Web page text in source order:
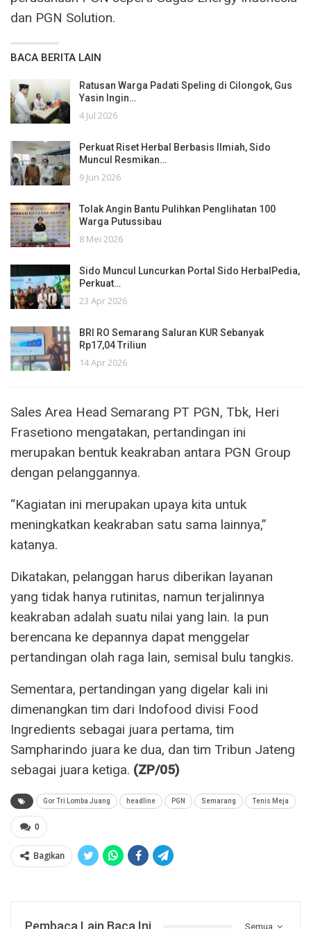
dan PGN Solution.
BACA BERITA LAIN
Ratusan Warga Padati Speling di Cilongok, Gus
Yasin Ingin…
4 Jul 2026
Perkuat Riset Herbal Berbasis Ilmiah, Sido
Muncul Resmikan…
9 Jun 2026
Tolak Angin Bantu Pulihkan Penglihatan 100
Warga Putussibau
8 Mei 2026
Sido Muncul Luncurkan Portal Sido HerbalPedia,
Perkuat…
23 Apr 2026
BRI RO Semarang Saluran KUR Sebanyak
Rp17,04 Triliun
14 Apr 2026
Sales Area Head Semarang PT PGN, Tbk, Heri
Frasetiono mengatakan, pertandingan ini
merupakan bentuk keakraban antara PGN Group
dengan pelanggannya.
“Kagiatan ini merupakan upaya kita untuk
meningkatkan keakraban satu sama lainnya,”
katanya.
Dikatakan, pelanggan harus diberikan layanan
yang tidak hanya rutinitas, namun terjalinnya
keakraban adalah suatu nilai yang lain. Ia pun
berencana ke depannya dapat menggelar
pertandingan olah raga lain, semisal bulu tangkis.
Sementara, pertandingan yang digelar kali ini
dimenangkan tim dari Indofood divisi Food
Ingredients sebagai juara pertama, tim
Sampharindo juara ke dua, dan tim Tribun Jateng
sebagai juara ketiga. (ZP/05)
Gor Tri Lomba Juang headline PGN Semarang Tenis Meja
0
Bagikan
Semua
Pembaca Lain Baca Ini